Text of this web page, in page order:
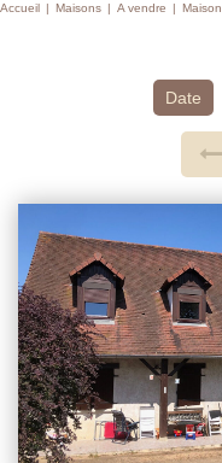
Accueil Maisons A vendre Maison
Date